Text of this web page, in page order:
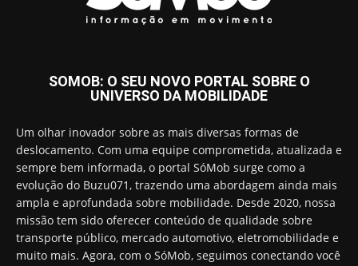
SOMOB: O SEU NOVO PORTAL SOBRE O
UNIVERSO DA MOBILIDADE
Um olhar inovador sobre as mais diversas formas de
deslocamento. Com uma equipe comprometida, atualizada e
sempre bem informada, o portal SóMob surge como a
evolução do Buzu071, trazendo uma abordagem ainda mais
ampla e aprofundada sobre mobilidade. Desde 2020, nossa
missão tem sido oferecer conteúdo de qualidade sobre
transporte público, mercado automotivo, eletromobilidade e
muito mais. Agora, com o SóMob, seguimos conectando você